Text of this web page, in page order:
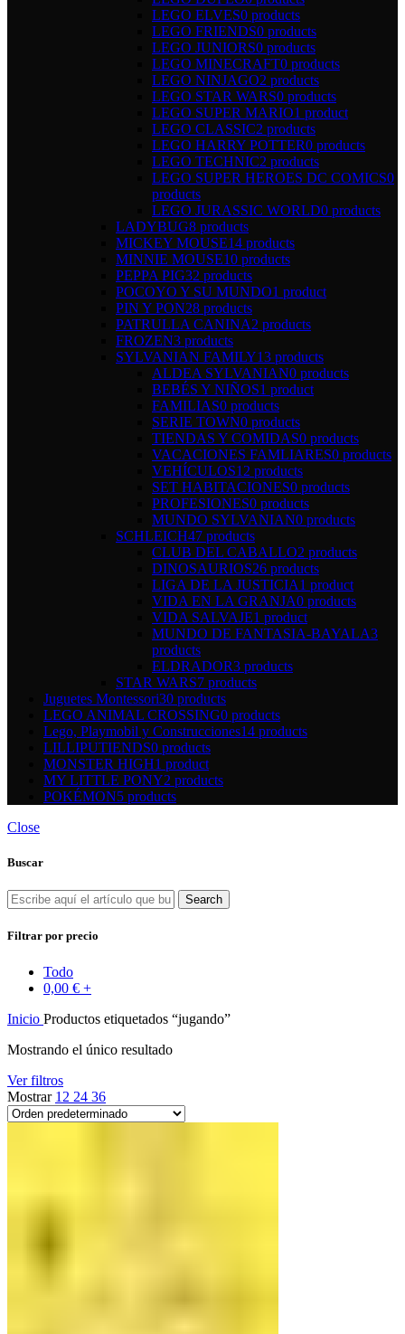
LEGO ELVES0 products
LEGO FRIENDS0 products
LEGO JUNIORS0 products
LEGO MINECRAFT0 products
LEGO NINJAGO2 products
LEGO STAR WARS0 products
LEGO SUPER MARIO1 product
LEGO CLASSIC2 products
LEGO HARRY POTTER0 products
LEGO TECHNIC2 products
LEGO SUPER HEROES DC COMICS0
products
LEGO JURASSIC WORLD0 products
LADYBUG8 products
MICKEY MOUSE14 products
MINNIE MOUSE10 products
PEPPA PIG32 products
POCOYO Y SU MUNDO1 product
PIN Y PON28 products
PATRULLA CANINA2 products
FROZEN3 products
SYLVANIAN FAMILY13 products
ALDEA SYLVANIAN0 products
BEBÉS Y NIÑOS1 product
FAMILIAS0 products
SERIE TOWN0 products
TIENDAS Y COMIDAS0 products
VACACIONES FAMLIARES0 products
VEHÍCULOS12 products
SET HABITACIONES0 products
PROFESIONES0 products
MUNDO SYLVANIAN0 products
SCHLEICH47 products
CLUB DEL CABALLO2 products
DINOSAURIOS26 products
LIGA DE LA JUSTICIA1 product
VIDA EN LA GRANJA0 products
VIDA SALVAJE1 product
MUNDO DE FANTASIA-BAYALA3
products
ELDRADOR3 products
STAR WARS7 products
Juguetes Montessori30 products
LEGO ANIMAL CROSSING0 products
Lego, Playmobil y Construcciones14 products
LILLIPUTIENDS0 products
MONSTER HIGH1 product
MY LITTLE PONY2 products
POKÉMON5 products
Close
Buscar
Search
Filtrar por precio
Todo
0,00 € +
Inicio Productos etiquetados “jugando”
Mostrando el único resultado
Ver filtros
Mostrar 12 24 36